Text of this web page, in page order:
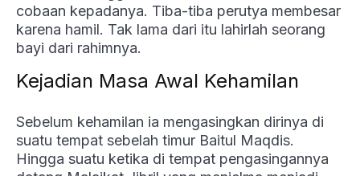
cobaan kepadanya. Tiba-tiba perutya membesar
karena hamil. Tak lama dari itu lahirlah seorang
bayi dari rahimnya.
Kejadian Masa Awal Kehamilan
Sebelum kehamilan ia mengasingkan dirinya di
suatu tempat sebelah timur Baitul Maqdis.
Hingga suatu ketika di tempat pengasingannya